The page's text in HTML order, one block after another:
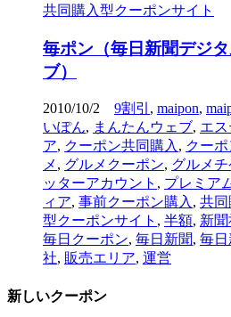
共同購入型クーポンサイト
毎ポン（毎日新聞デジ
ブ）
2010/10/2 9割引 , maipon,
いぽん, まんたんウェブ, エス
ア, クーポン共同購入 , クー
メ , グルメクーポン, グルメチ
ッターアカウント , プレミア
ィア, 事前クーポン購入 , 共同
型クーポンサイト , 半額, 新聞
毎日クーポン, 毎日新聞, 毎
社, 販売エリア, 運営
新しいクーポン